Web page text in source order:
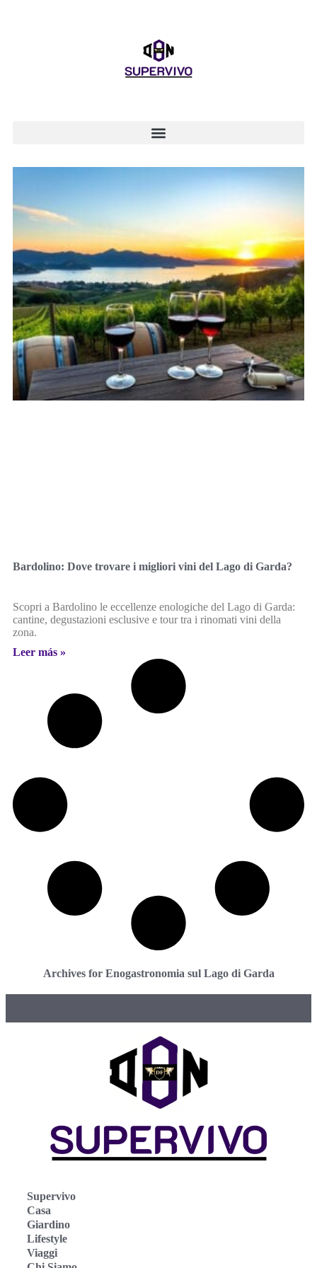
Bardolino: Dove trovare i migliori vini del Lago di Garda?
Scopri a Bardolino le eccellenze enologiche del Lago di Garda:
cantine, degustazioni esclusive e tour tra i rinomati vini della
zona.
Leer más »
Archives for Enogastronomia sul Lago di Garda
Supervivo
Casa
Giardino
Lifestyle
Viaggi